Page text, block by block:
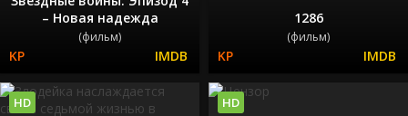
– Новая надежда
(фильм)
1286
(фильм)
HD HD